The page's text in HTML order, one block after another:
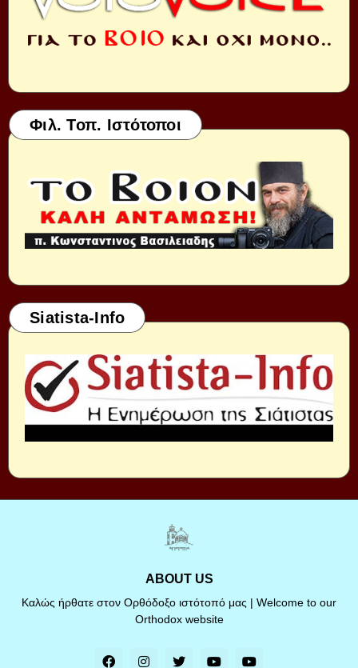
Φιλ. Τοπ. Ιστότοποι
Siatista-Info
ABOUT US
Καλώς ήρθατε στον Ορθόδοξο ιστότοπό μας | Welcome to our
Orthodox website